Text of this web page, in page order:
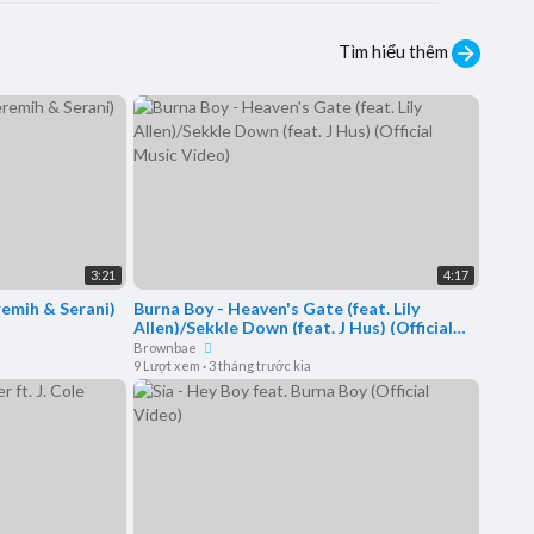
Tìm hiểu thêm
3:21
& Serani)
4:17
Burna Boy - Heaven's Gate (feat. Lily
Allen)/Sekkle Down (feat. J Hus) (Official
Music Video)
Brownbae
9 Lượt xem · 3 tháng trước kia